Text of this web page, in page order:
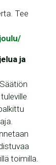
Tee
ja
toimilla.